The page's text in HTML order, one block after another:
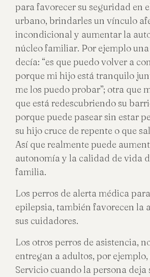
para favorecer su seguridad en
urbano, brindarles un vínculo
incondicional y aumentar la
núcleo familiar. Por ejemplo
decía: “es que puedo volver a
porque mi hijo está tranquilo
me los puedo probar”; otra que
que está redescubriendo su
porque puede pasear sin estar
su hijo cruce de repente o que
Así que realmente puede
autonomía y la calidad de vida
familia.
Los perros de alerta médica
epilepsia, también favorecen la
sus cuidadores.
Los otros perros de asistencia,
entregan a adultos, por
Servicio cuando la persona